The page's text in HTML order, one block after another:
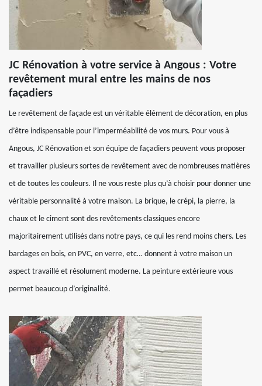
JC Rénovation à votre service à Angous : Votre
revêtement mural entre les mains de nos
façadiers
Le revêtement de façade est un véritable élément de décoration, en plus
d’être indispensable pour l’imperméabilité de vos murs. Pour vous à
Angous, JC Rénovation et son équipe de façadiers peuvent vous proposer
et travailler plusieurs sortes de revêtement avec de nombreuses matières
et de toutes les couleurs. Il ne vous reste plus qu’à choisir pour donner une
véritable personnalité à votre maison. La brique, le crépi, la pierre, la
chaux et le ciment sont des revêtements classiques encore
majoritairement utilisés dans notre pays, ce qui les rend moins chers. Les
bardages en bois, en PVC, en verre, etc… donnent à votre maison un
aspect travaillé et résolument moderne. La peinture extérieure vous
permet beaucoup d’originalité.